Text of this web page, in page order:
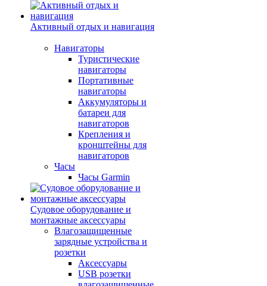
Активный отдых и навигация
Навигаторы
Туристические
навигаторы
Портативные
навигаторы
Аккумуляторы и
батареи для
навигаторов
Крепления и
кронштейны для
навигаторов
Часы
Часы Garmin
Судовое оборудование и
монтажные аксессуары
Влагозащищенные
зарядные устройства и
розетки
Аксессуары
USB розетки